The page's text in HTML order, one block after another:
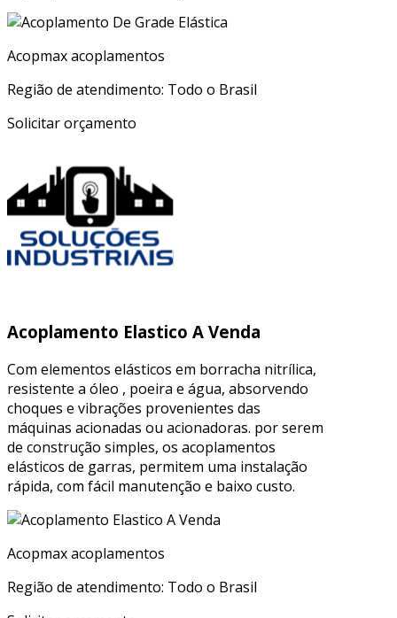
Acopmax acoplamentos
Região de atendimento: Todo o Brasil
Solicitar orçamento
Acoplamento Elastico A Venda
Com elementos elásticos em borracha nitrílica,
resistente a óleo , poeira e água, absorvendo
choques e vibrações provenientes das
máquinas acionadas ou acionadoras. por serem
de construção simples, os acoplamentos
elásticos de garras, permitem uma instalação
rápida, com fácil manutenção e baixo custo.
Acopmax acoplamentos
Região de atendimento: Todo o Brasil